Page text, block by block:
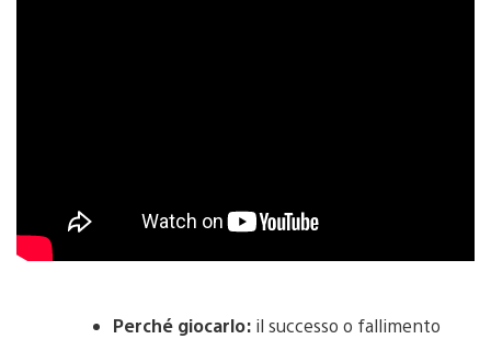
Perché giocarlo: il successo o fallimento